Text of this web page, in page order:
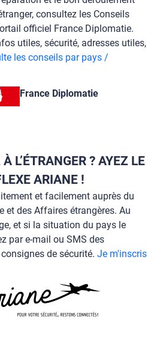
consultez les Conseils
officiel France Diplomatie.
utiles, sécurité, adresses utiles,
les conseils par pays /
France Diplomatie
L’ÉTRANGER ? AYEZ LE
ARIANE !
et facilement auprès du
et des Affaires étrangères. Au
et si la situation du pays le
par e-mail ou SMS des
de sécurité. Je m'inscris